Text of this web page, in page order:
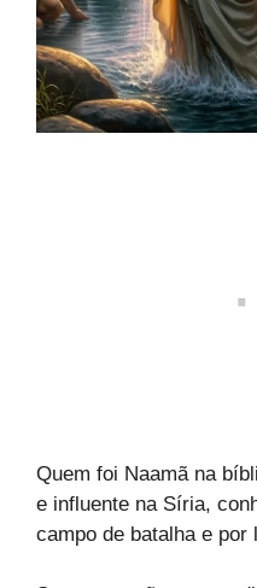
Quem foi Naamã na
e influente na Síria,
campo de batalha e